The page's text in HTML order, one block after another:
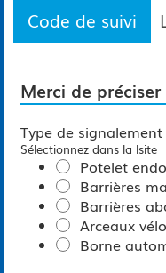
Code de suivi
Merci de
Type de signalement
Sélectionnez dans la lsite
Potelet
Barrières
Barrières
Arceaux
Borne